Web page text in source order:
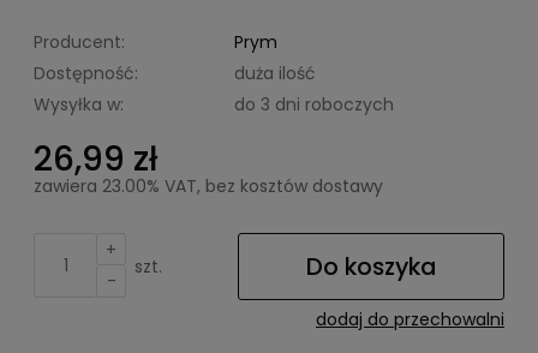
Producent:
Prym
Dostępność:
duża ilość
Wysyłka w:
do 3 dni roboczych
26,99 zł
zawiera 23.00% VAT, bez kosztów dostawy
+
-
szt. Do koszyka
dodaj do przechowalni